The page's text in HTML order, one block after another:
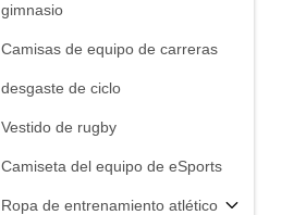
gimnasio
Camisas de equipo de carreras
desgaste de ciclo
Vestido de rugby
Camiseta del equipo de eSports
Ropa de entrenamiento atlético